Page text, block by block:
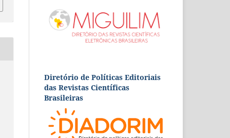
Diretório de Políticas Editoriais
das Revistas Científicas
Brasileiras